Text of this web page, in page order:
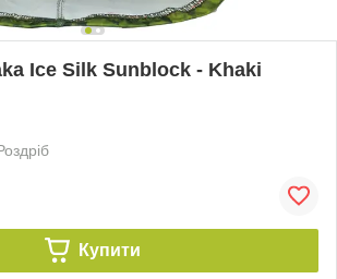
Ice Silk Sunblock - Khaki
Купити